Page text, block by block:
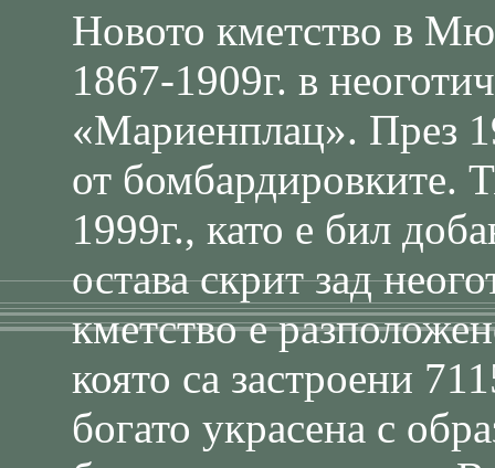
Новото кметство в
1867-1909г. в
«Мариенплац». През
от бомбардировките.
1999г., като е бил
остава скрит зад
кметство е
която са застроени
богато украсена с